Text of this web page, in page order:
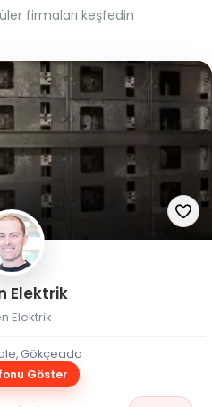
firmaları keşfedin
Elektrik
Elektrik
Gökçeada
Göster